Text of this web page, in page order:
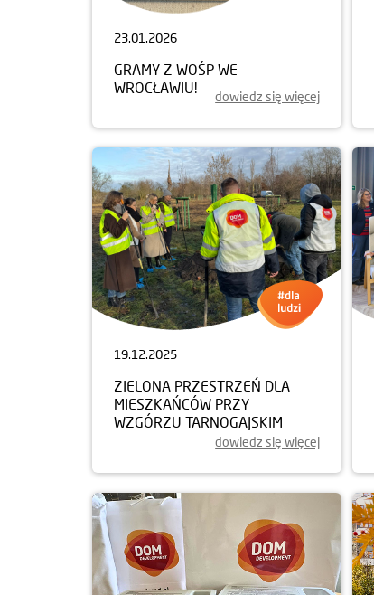
23.01.2026
GRAMY Z WOŚP WE
WROCŁAWIU!
dowiedz się więcej
19.12.2025
ZIELONA PRZESTRZEŃ DLA
MIESZKAŃCÓW PRZY
WZGÓRZU TARNOGAJSKIM
dowiedz się więcej